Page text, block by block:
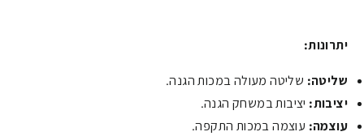
יתרונות:
שליטה: שליטה מעולה במכות הגנה.
יציבות: יציבות במשחק הגנה.
עוצמה: עוצמה במכות התקפה.